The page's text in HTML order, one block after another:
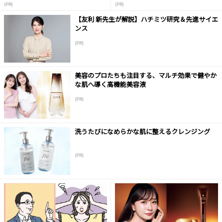
(PR) (PR)
【友利 新先生が解説】ハチミツ研究＆先進サイエ
ンス
(PR)
美容のプロたちも注目する、マルチ効果で健やか
な肌へ導く高機能美容液
(PR)
洗うたびになめらかな肌に整えるクレンジング
(PR)